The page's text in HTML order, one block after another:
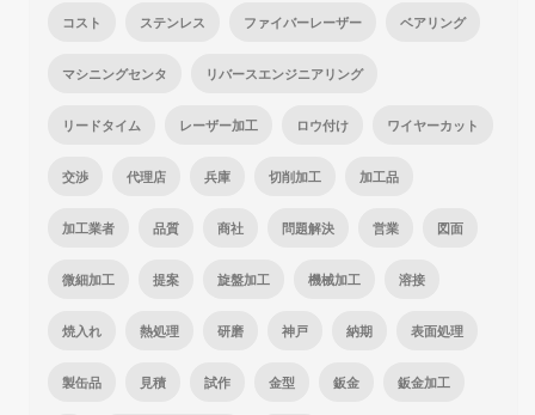
コスト ステンレス ファイバーレーザー ベアリング
マシニングセンタ リバースエンジニアリング
リードタイム レーザー加工 ロウ付け ワイヤーカット
交渉 代理店 兵庫 切削加工 加工品
加工業者 品質 商社 問題解決 営業 図面
微細加工 提案 旋盤加工 機械加工 溶接
焼入れ 熱処理 研磨 神戸 納期 表面処理
製缶品 見積 試作 金型 鈑金 鈑金加工